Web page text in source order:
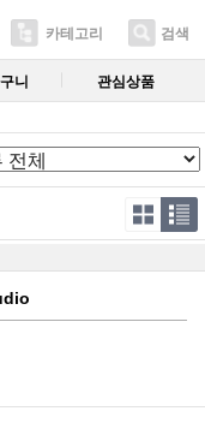
카테고리 검색
니 관심상품